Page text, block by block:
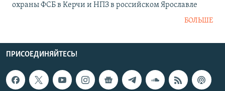
охраны ФСБ в Керчи и НПЗ в российском Ярославле
БОЛЬШЕ
ПРИСОЕДИНЯЙТЕСЬ!